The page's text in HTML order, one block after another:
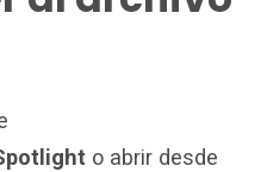
o abrir desde